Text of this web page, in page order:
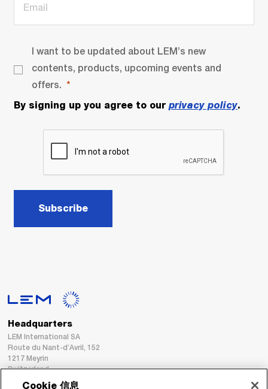
I want to be updated about LEM’s new
contents, products, upcoming events and
offers.
By signing up you agree to our privacy policy.
Subscribe
Headquarters
LEM International SA
Route du Nant-d’Avril, 152
1217 Meyrin
Switzerland
Cookie 信息